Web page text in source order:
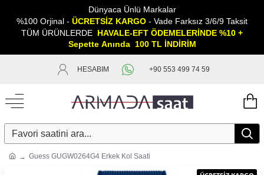
Dünyaca Ünlü Markalar
%100 Orjinal - ÜCRETSİZ KARGO - Vade Farksız 3/6/9 Taksit
TÜM ÜRÜNLERDE HAVALE-EFT ÖDEMELERİNDE %10 +
Sepette Anında 100 TL İNDİRİM
HESABIM +90 553 499 74 59
Guess GUGW0264G4 Erkek Kol Saati